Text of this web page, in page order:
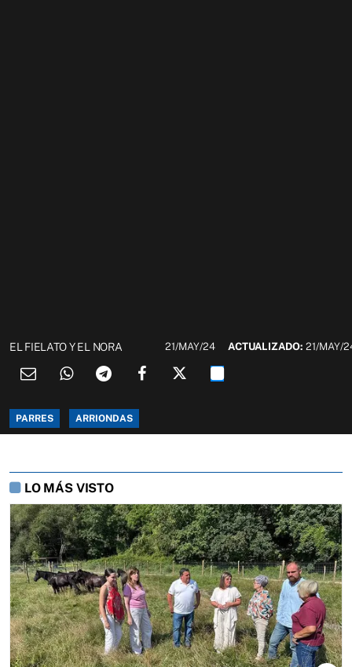
EL FIELATO Y EL NORA 21/MAY/24 ACTUALIZADO:21/MAY/
PARRES ARRIONDAS
LO MÁS VISTO